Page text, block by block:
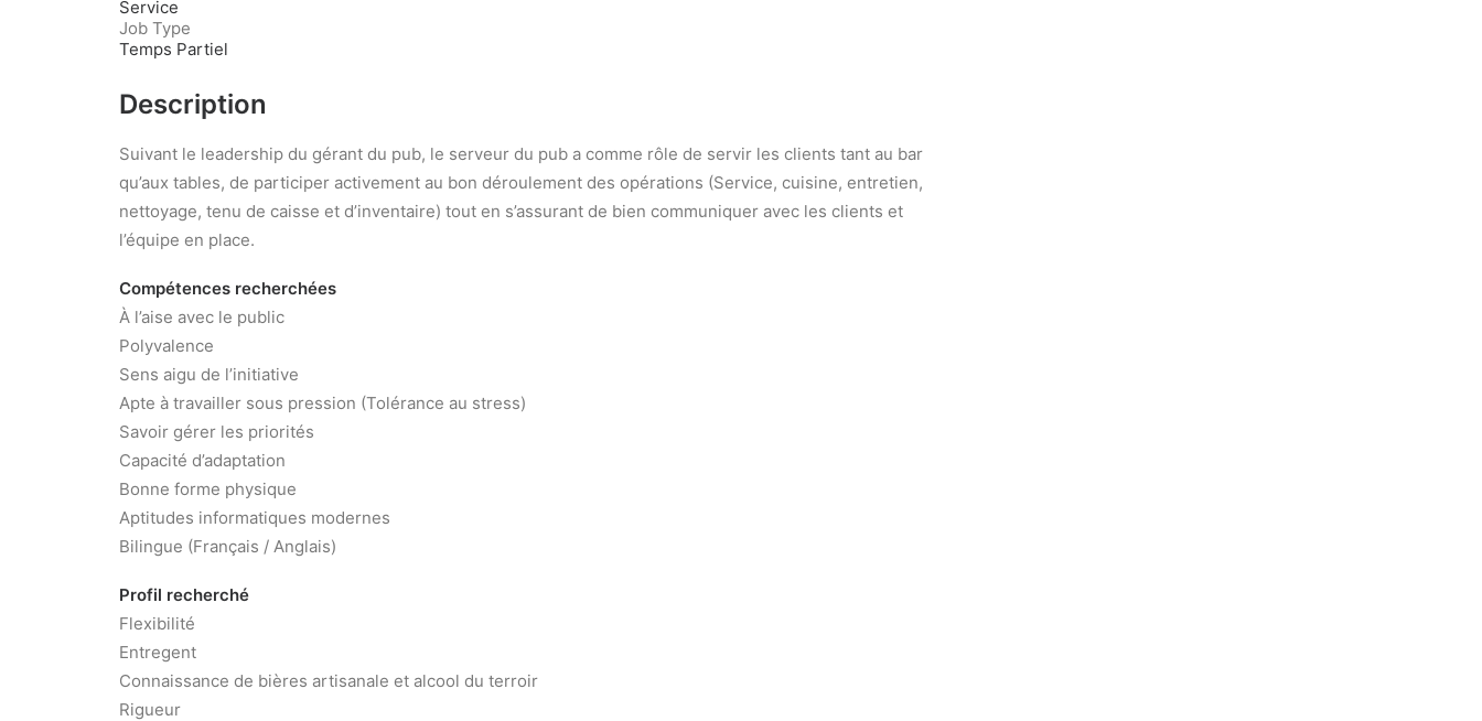
Service
Job Type
Temps Partiel
Description
Suivant le leadership du gérant du pub, le serveur du pub a comme rôle de servir les clients tant au bar
qu’aux tables, de participer activement au bon déroulement des opérations (Service, cuisine, entretien,
nettoyage, tenu de caisse et d’inventaire) tout en s’assurant de bien communiquer avec les clients et
l’équipe en place.
Compétences recherchées
À l’aise avec le public
Polyvalence
Sens aigu de l’initiative
Apte à travailler sous pression (Tolérance au stress)
Savoir gérer les priorités
Capacité d’adaptation
Bonne forme physique
Aptitudes informatiques modernes
Bilingue (Français / Anglais)
Profil recherché
Flexibilité
Entregent
Connaissance de bières artisanale et alcool du terroir
Rigueur